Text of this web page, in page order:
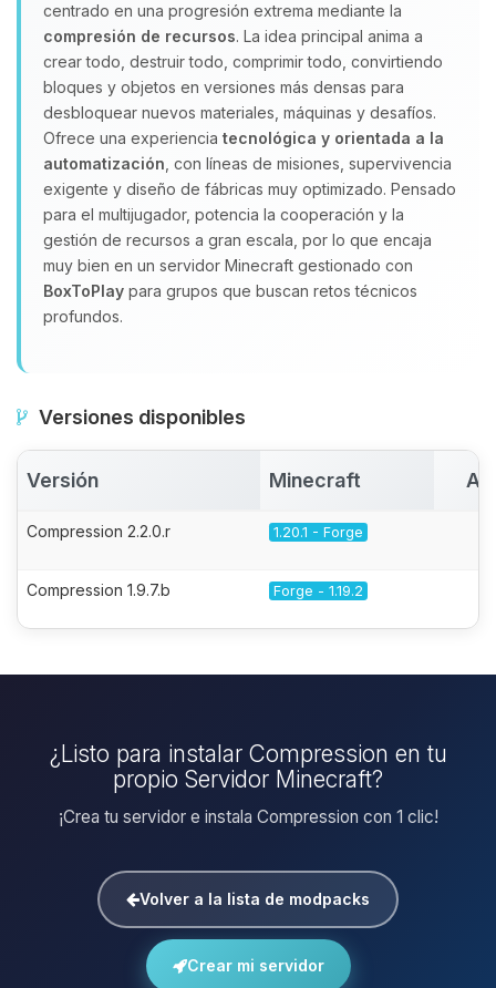
centrado en una progresión extrema mediante la
compresión de recursos. La idea principal anima a
crear todo, destruir todo, comprimir todo, convirtiendo
bloques y objetos en versiones más densas para
desbloquear nuevos materiales, máquinas y desafíos.
Ofrece una experiencia tecnológica y orientada a la
automatización , con líneas de misiones, supervivencia
exigente y diseño de fábricas muy optimizado. Pensado
para el multijugador, potencia la cooperación y la
gestión de recursos a gran escala, por lo que encaja
muy bien en un servidor Minecraft gestionado con
BoxToPlay para grupos que buscan retos técnicos
profundos.
Versiones disponibles
Versión Minecraft
Compression 2.2.0.r 1.20.1 - Forge
Compression 1.9.7.b Forge - 1.19.2
¿Listo para instalar Compression en tu
propio Servidor Minecraft?
¡Crea tu servidor e instala Compression con 1 clic!
Volver a la lista de modpacks
Crear mi servidor